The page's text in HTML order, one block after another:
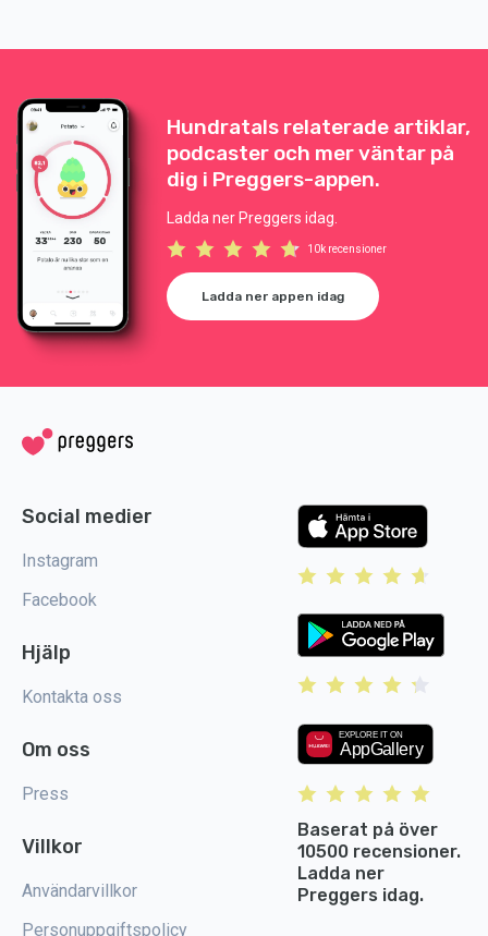
Hundratals relaterade artiklar,
podcaster och mer väntar på
dig i Preggers-appen.
Ladda ner Preggers idag.
10k recensioner
Ladda ner appen idag
Social medier
Instagram
Facebook
Hjälp
Kontakta oss
Om oss
Press
Villkor
Användarvillkor
Personuppgiftspolicy
Baserat på över
10500 recensioner.
Ladda ner
Preggers idag.